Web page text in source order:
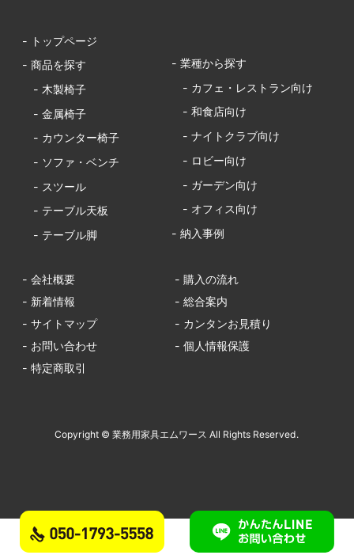
- トップページ
- 商品を探す
- 木製椅子
- 金属椅子
- カウンター椅子
- ソファ・ベンチ
- スツール
- テーブル天板
- テーブル脚
- 業種から探す
- カフェ・レストラン向け
- 和食店向け
- ナイトクラブ向け
- ロビー向け
- ガーデン向け
- オフィス向け
- 納入事例
- 会社概要
- 購入の流れ
- 新着情報
- 総合案内
- サイトマップ
- カンタンお見積り
- お問い合わせ
- 個人情報保護
- 特定商取引
Copyright © 業務用家具エムワース All Rights Reserved.